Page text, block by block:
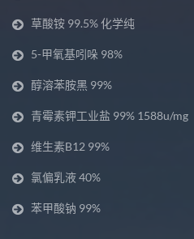
草酸铵 99.5% 化学纯
5-甲氧基吲哚 98%
醇溶苯胺黑 99%
青霉素钾工业盐 99% 1588u/mg
维生素B12 99%
氯偏乳液 40%
苯甲酸钠 99%